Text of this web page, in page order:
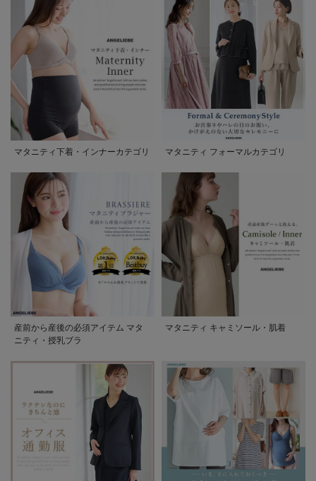
マタニティ下着・インナーカテゴリ マタニティ フォーマルカテゴリ
産前から産後の必須アイテム マタ
ニティ・授乳ブラ
マタニティ キャミソール・肌着